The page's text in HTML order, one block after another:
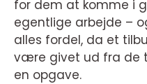
for dem at komme i
egentlige arbejde –
alles fordel, da et
være givet ud fra de
en opgave.